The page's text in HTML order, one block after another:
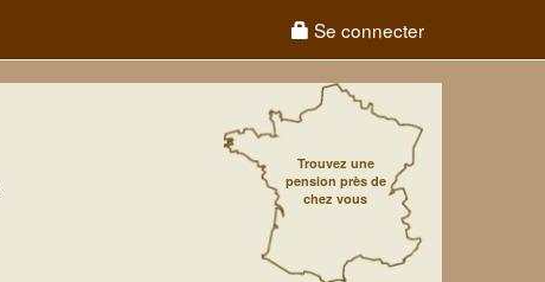
Se connecter
Trouvez une
pension près de
chez vous